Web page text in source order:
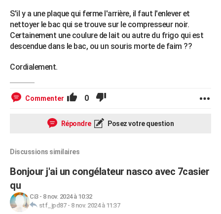
Bricolage
Lifestyle
Culture
Sport
Auto
Television
Voyage
Cinema
S'il y a une plaque qui ferme l'arrière, il faut l'enlever et
nettoyer le bac qui se trouve sur le compresseur noir.
Certainement une coulure de lait ou autre du frigo qui est
descendue dans le bac, ou un souris morte de faim ??
Cordialement.
Commenter 0
Répondre Posez votre question
Discussions similaires
Bonjour j'ai un congélateur nasco avec 7casier
qu
Ci3- 8 nov. 2024 à 10:32
stf_jpd87- 8 nov. 2024 à 11:37